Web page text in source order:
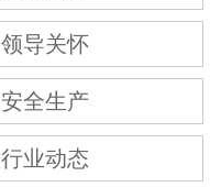
领导关怀
安全生产
行业动态